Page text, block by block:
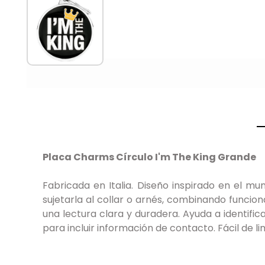
Placa Charms Círculo I'm The King Grande
Fabricada en Italia. Diseño inspirado en el
sujetarla al collar o arnés, combinando
una lectura clara y duradera. Ayuda a
para incluir información de contacto. Fácil de